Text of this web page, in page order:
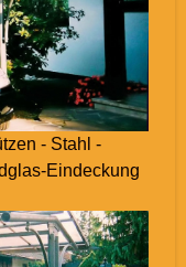
- Stahl -
Eindeckung